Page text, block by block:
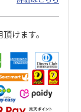
けます。